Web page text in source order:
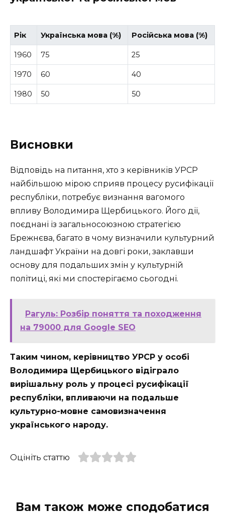
Рік Українська мова (%) Російська мова (%)
1960 75 25
1970 60 40
1980 50 50
Висновки
Відповідь на питання, хто з керівників УРСР
найбільшою мірою сприяв процесу русифікації
республіки, потребує визнання вагомого
впливу Володимира Щербицького. Його дії,
поєднані із загальносоюзною стратегією
Брежнєва, багато в чому визначили культурний
ландшафт України на довгі роки, заклавши
основу для подальших змін у культурній
політиці, які ми спостерігаємо сьогодні.
Рагуль: Розбір поняття та походження
на 79000 для Google SEO
Таким чином, керівництво УРСР у особі
Володимира Щербицького відіграло
вирішальну роль у процесі русифікації
республіки, впливаючи на подальше
культурно-мовне самовизначення
українського народу.
Оцініть статтю
Вам також може сподобатися